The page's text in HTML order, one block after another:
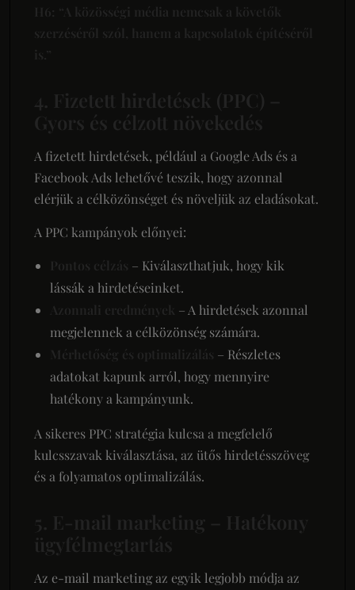
H6: “A közösségi média nemcsak a követők
szerzéséről szól, hanem a kapcsolatok építéséről
is.”
4. Fizetett hirdetések (PPC) –
Gyors és célzott növekedés
A fizetett hirdetések, például a Google Ads és a
Facebook Ads lehetővé teszik, hogy azonnal
elérjük a célközönséget és növeljük az eladásokat.
A PPC kampányok előnyei:
Pontos célzás – Kiválaszthatjuk, hogy kik
lássák a hirdetéseinket.
Azonnali eredmények
– A hirdetések azonnal
megjelennek a célközönség számára.
Mérhetőség és optimalizálás – Részletes
adatokat kapunk arról, hogy mennyire
hatékony a kampányunk.
A sikeres PPC stratégia kulcsa a megfelelő
kulcsszavak kiválasztása, az ütős hirdetésszöveg
és a folyamatos optimalizálás.
5. E-mail marketing – Hatékony
ügyfélmegtartás
Az e-mail marketing az egyik legjobb módja az